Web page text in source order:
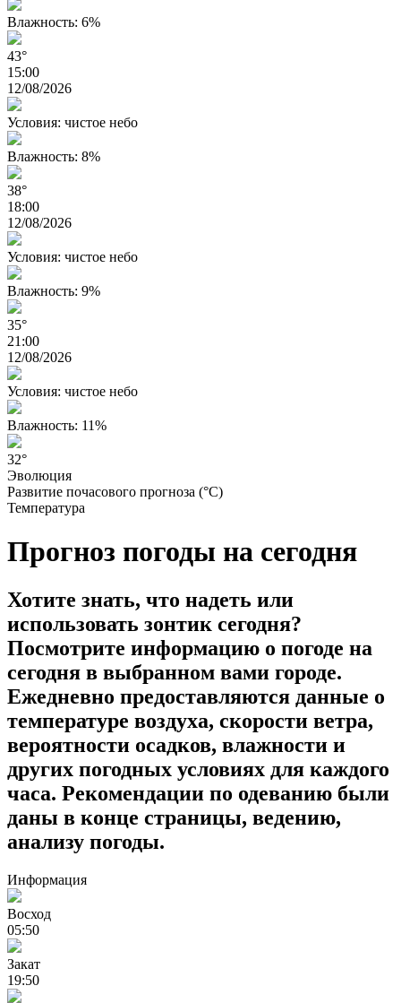
Влажность: 6%
43°
15:00
12/08/2026
Условия: чистое небо
Влажность: 8%
38°
18:00
12/08/2026
Условия: чистое небо
Влажность: 9%
35°
21:00
12/08/2026
Условия: чистое небо
Влажность: 11%
32°
Эволюция
Развитие почасового прогноза (°C)
Температура
Прогноз погоды на сегодня
Хотите знать, что надеть или
использовать зонтик сегодня?
Посмотрите информацию о погоде на
сегодня в выбранном вами городе.
Ежедневно предоставляются данные о
температуре воздуха, скорости ветра,
вероятности осадков, влажности и
других погодных условиях для каждого
часа. Рекомендации по одеванию были
даны в конце страницы, ведению,
анализу погоды.
Информация
Восход
05:50
Закат
19:50